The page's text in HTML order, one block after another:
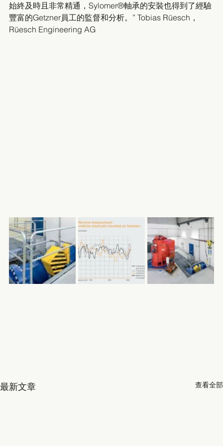
始終及時且非常精通，Sylomer®軸承的安裝也得到了經驗
豐富的Getzner員工的監督和分析。” Tobias Rüesch，
Rüesch Engineering AG
最新文章 查看全部